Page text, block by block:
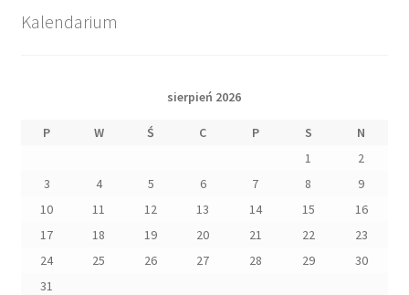
Kalendarium
sierpień 2026
P W Ś C P S
N
1
2
3
4 5 6 7 8
9
10
11 12 13 14 15
16
17
18 19 20 21 22
23
24
25 26 27 28 29
30
31